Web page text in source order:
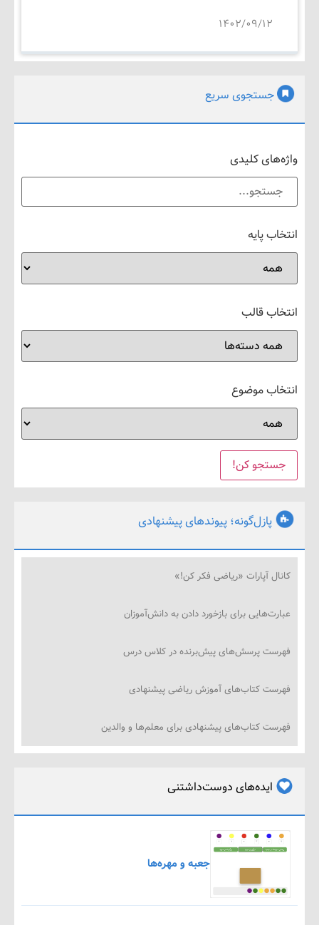
جستجوی سریع
کلیدی
پایه
قالب
موضوع
پازل‌گونه؛ پیوندهای پیشنهادی
آپارات «ریاضی فکر کن!»
برای بازخورد دادن به دانش‌آموزان
پرسش‌های پیش‌برنده در کلاس درس
کتاب‌های آموزش ریاضی پیشنهادی
کتاب‌های پیشنهادی برای معلم‌ها و والدین
ایده‌های دوست‌داشتنی
جعبه و مهره‌ها
۱۴۰۲/۰۹/۱۲